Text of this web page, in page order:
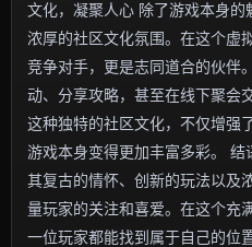
文化，凝聚人心 除了游戏本身
浓厚的社区文化氛围。在这个虚
竞争对手，更是志同道合的伙伴
动、分享攻略，甚至在线下聚会
这种独特的社区文化，不仅增强
游戏本身变得更加丰富多彩。
其复古的情怀、创新的玩法以及
量玩家的关注和喜爱。在这个充
一位玩家都能找到属于自己的位